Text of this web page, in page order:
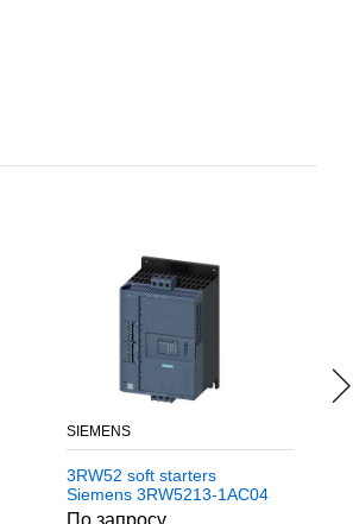
SIEMENS
3RW52 soft starters
Siemens 3RW5213-1AC04